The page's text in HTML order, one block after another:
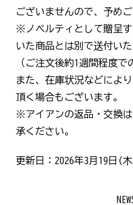
ございませんので、予めご
※ノベルティとして贈呈
いた商品とは別で送付いた
（ご注文後約1週間程度で
また、在庫状況などによ
頂く場合もございます。
※アイアンの返品・交換
承ください。
更新日：2026年3月19日(